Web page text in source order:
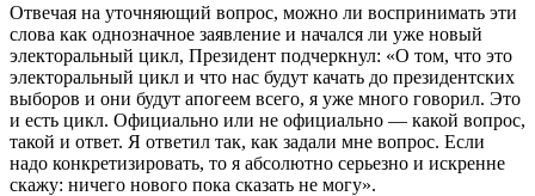
Отвечая на уточняющий вопрос, можно ли воспринимать эти
слова как однозначное заявление и начался ли уже новый
электоральный цикл, Президент подчеркнул: «О том, что это
электоральный цикл и что нас будут качать до президентских
выборов и они будут апогеем всего, я уже много говорил. Это
и есть цикл. Официально или не официально — какой вопрос,
такой и ответ. Я ответил так, как задали мне вопрос. Если
надо конкретизировать, то я абсолютно серьезно и искренне
скажу: ничего нового пока сказать не могу».